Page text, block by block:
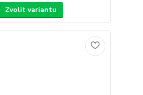
Zvolit variantu